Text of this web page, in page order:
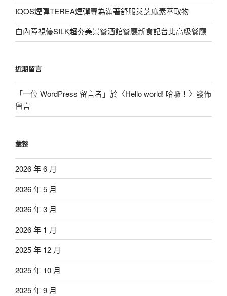
IQOS煙彈TEREA煙彈專為滿著舒服與芝麻素萃取物
白內障視優SILK超夯美景餐酒館餐廳新食記台北高級餐廳
近期留言
「一位 WordPress 留言者」於〈Hello world! 哈囉！ 〉發佈
留言
彙整
2026 年 6 月
2026 年 5 月
2026 年 3 月
2026 年 1 月
2025 年 12 月
2025 年 10 月
2025 年 9 月